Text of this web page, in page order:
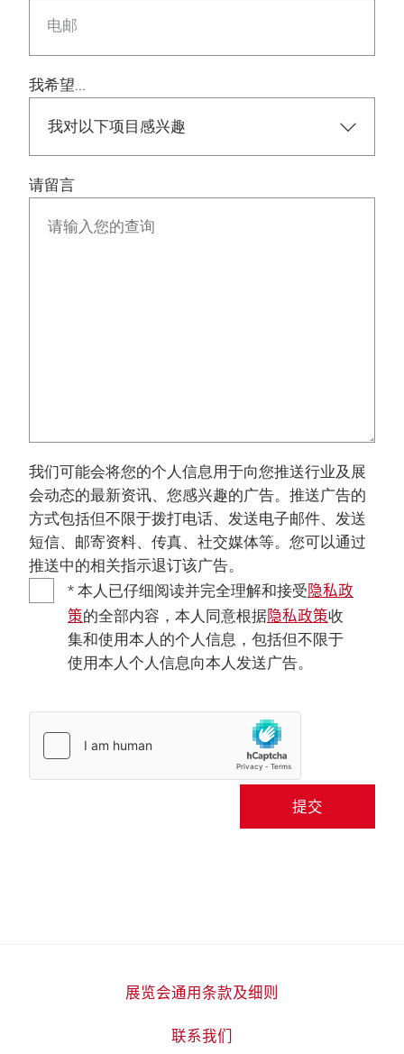
电邮
我希望...
请留言
我们可能会将您的个人信息用于向您推送行业及展
会动态的最新资讯、您感兴趣的广告。推送广告的
方式包括但不限于拨打电话、发送电子邮件、发送
短信、邮寄资料、传真、社交媒体等。您可以通过
推送中的相关指示退订该广告。
* 本人已仔细阅读并完全理解和接受隐私政
策的全部内容，本人同意根据隐私政策收
集和使用本人的个人信息，包括但不限于
使用本人个人信息向本人发送广告。
提交
展览会通用条款及细则
联系我们